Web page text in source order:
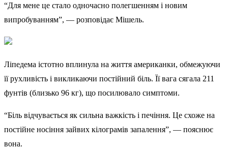
“Для мене це стало одночасно полегшенням і новим
випробуванням”, — розповідає Мішель.
Ліпедема істотно вплинула на життя американки, обмежуючи
її рухливість і викликаючи постійний біль. Її вага сягала 211
фунтів (близько 96 кг), що посилювало симптоми.
“Біль відчувається як сильна важкість і печіння. Це схоже на
постійне носіння зайвих кілограмів запалення”, — пояснює
вона.